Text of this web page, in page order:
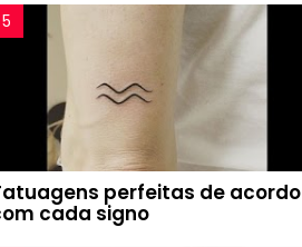
perfeitas de acordo
cada signo